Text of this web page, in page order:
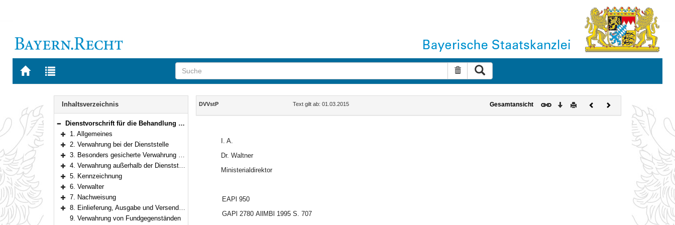
Zur
BAYERN.RECHT
Zur
letzten
Suche zurücksetzen
Navigation
Inhaltsverzeichnis
Bereich reduzieren
Dienstvorschrift für die Behandlung von Verwahrstücken bei staatlichen Polizeidienststellen
Bereich erweitern
1. Allgemeines
Bereich erweitern
2. Verwahrung bei der Dienststelle
Bereich erweitern
3. Besonders gesicherte Verwahrung bei der Dienststelle
Bereich erweitern
4. Verwahrung außerhalb der Dienststelle
Bereich erweitern
5. Kennzeichnung
Bereich erweitern
6. Verwalter
Bereich erweitern
7. Nachweisung
Bereich erweitern
8. Einlieferung, Ausgabe und Versendung
9. Verwahrung von Fundgegenständen
Inhalt
DVVstP Text gilt ab: 01.03.2015 Gesamtansicht Download
DruckenVorherigesNächstes
Dokument
I. A.
Dr. Waltner
Ministerialdirektor
EAPl 950
GAPl 2780 AllMBl 1995 S. 707